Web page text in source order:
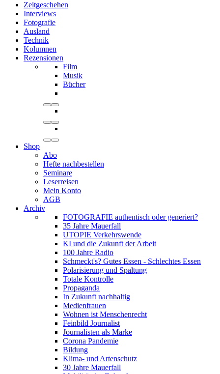
Zeitgeschehen
Interviews
Fotografie
Ausland
Technik
Kolumnen
Rezensionen
Film
Musik
Bücher
Shop
Abo
Hefte nachbestellen
Seminare
Leserreisen
Mein Konto
AGB
Archiv
FOTOGRAFIE authentisch oder generiert?
35 Jahre Mauerfall
UTOPIE Verkehrswende
KI und die Zukunft der Arbeit
100 Jahre Radio
Schmeckt's? Gutes Essen - Schlechtes Essen
Polarisierung und Spaltung
Totale Kontrolle
Propaganda
In Zukunft nachhaltig
Medienfrauen
Wohnen ist Menschenrecht
Feinbild Journalist
Journalisten als Marke
Corona Pandemie
Bildung
Klima- und Artenschutz
30 Jahre Mauerfall